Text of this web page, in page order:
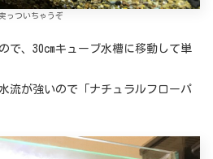
っついちゃうぞ
で、30cmキューブ水槽に移動して単
流が強いので「ナチュラルフローパ